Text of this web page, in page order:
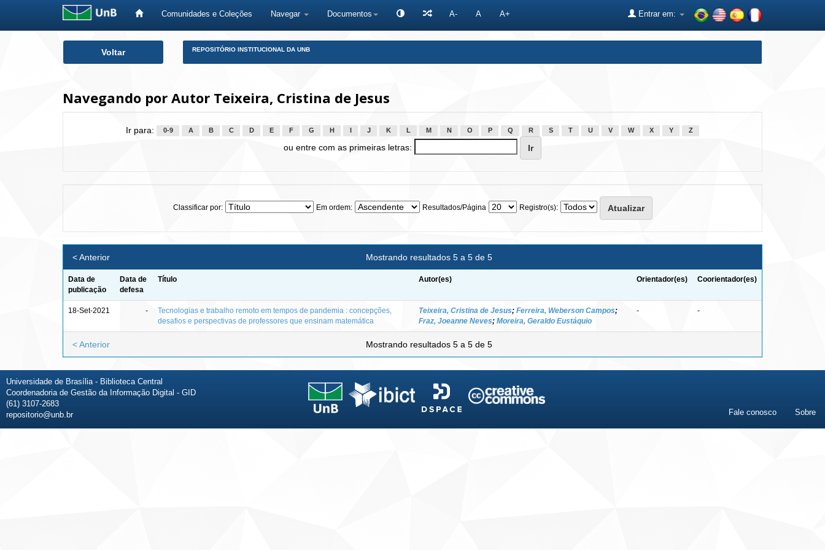
Comunidades e Coleções Navegar Documentos A- A A+ Entrar em:
Voltar REPOSITÓRIO INSTITUCIONAL DA UNB
Navegando por Autor Teixeira, Cristina de Jesus
Ir para: 0-9 A B C D E F G H J K L M N O P Q R S T U V W X Y Z
ou entre com as primeiras letras:
Classificar por: Em ordem: Resultados/Página Registro(s):
Mostrando resultados 5 a 5 de 5
< Anterior
Data de
publicação
Data de
defesa
Título Autor(es) Orientador(es) Coorientador(es)
18-Set-2021 -
Tecnologias e trabalho remoto em tempos de pandemia : concepções,
desafios e perspectivas de professores que ensinam matemática
Teixeira, Cristina de Jesus; Ferreira, Weberson Campos;
Fraz, Joeanne Neves; Moreira, Geraldo Eustáquio
- -
Mostrando resultados 5 a 5 de 5
< Anterior
Universidade de Brasília - Biblioteca Central
Coordenadoria de Gestão da Informação Digital - GID
(61) 3107-2683
repositorio@unb.br
Fale conosco Sobre